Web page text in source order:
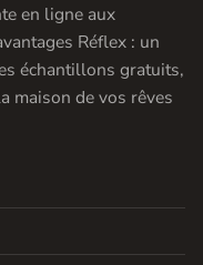
en ligne aux
Réflex : un
échantillons gratuits,
maison de vos rêves